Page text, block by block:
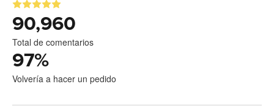
90,960
Total de comentarios
97%
Volvería a hacer un pedido